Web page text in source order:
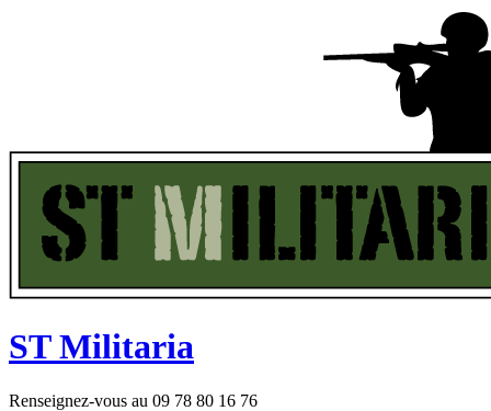
STMilitaria
Renseignez-vous au 09 78 80 16 76